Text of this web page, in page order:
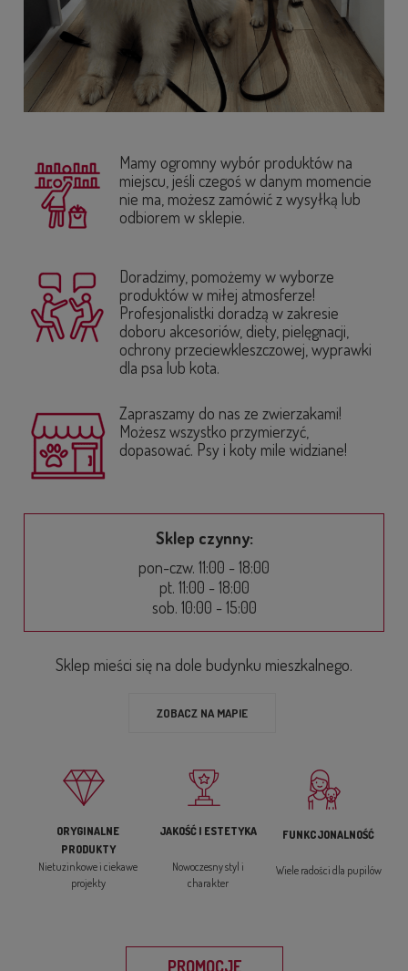
Mamy ogromny wybór produktów na
miejscu, jeśli czegoś w danym momencie
nie ma, możesz zamówić z wysyłką lub
odbiorem w sklepie.
Doradzimy, pomożemy w wyborze
produktów w miłej atmosferze!
Profesjonalistki doradzą w zakresie
doboru akcesoriów, diety, pielęgnacji,
ochrony przeciewkleszczowej, wyprawki
dla psa lub kota.
Zapraszamy do nas ze zwierzakami!
Możesz wszystko przymierzyć,
dopasować. Psy i koty mile widziane!
Sklep czynny:
pon-czw. 11:00 - 18:00
pt. 11:00 - 18:00
sob. 10:00 - 15:00
Sklep mieści się na dole budynku mieszkalnego.
ZOBACZ NA MAPIE
ORYGINALNE
PRODUKTY
Nietuzinkowe i ciekawe
projekty
JAKOŚĆ I ESTETYKA
Nowoczesny styl i
charakter
FUNKCJONALNOŚĆ
Wiele radości dla pupilów
PROMOCJE